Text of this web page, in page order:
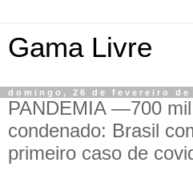
Gama Livre
domingo, 26 de fevereiro de
PANDEMIA —700
condenado: Brasil
primeiro caso de